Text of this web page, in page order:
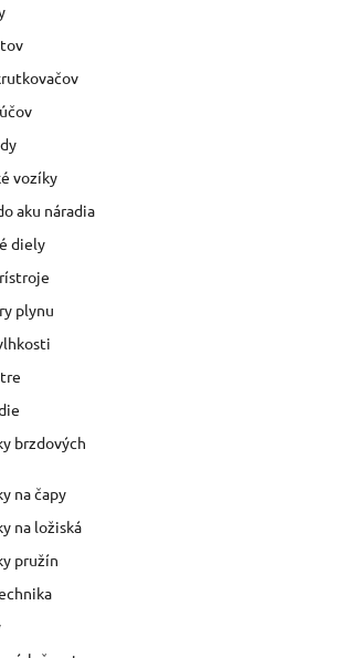
vozíky
aku náradia
diely
plynu
brzdových
na čapy
na ložiská
pružín